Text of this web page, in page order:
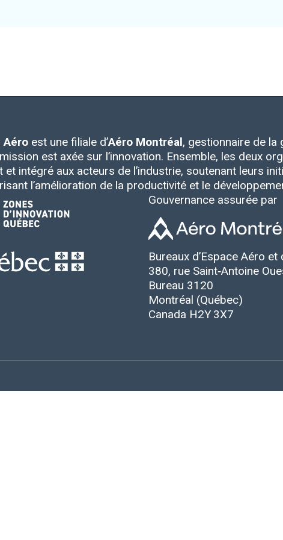
Aéro est une filiale d’Aéro Montréal, gestionnaire de
est axée sur l’innovation. Ensemble, les deux
et intégré aux acteurs de l’industrie, soutenant leurs
l’amélioration de la productivité et le
Gouvernance assurée par
Bureaux d’Espace Aéro et
380, rue Saint‑Antoine
Bureau 3120
Montréal (Québec)
Canada H2Y 3X7